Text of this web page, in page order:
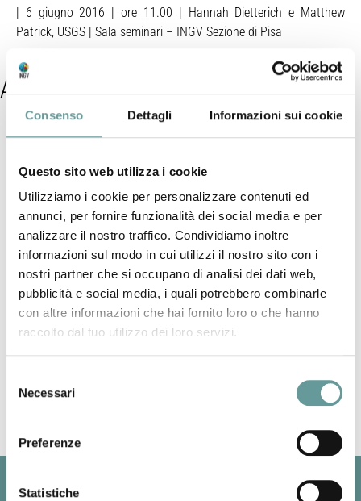
Consenso Dettagli Informazioni sui cookie
Questo sito web utilizza i cookie
Utilizziamo i cookie per personalizzare contenuti ed
annunci, per fornire funzionalità dei social media e per
analizzare il nostro traffico. Condividiamo inoltre
informazioni sul modo in cui utilizzi il nostro sito con i
nostri partner che si occupano di analisi dei dati web,
pubblicità e social media, i quali potrebbero combinarle
con altre informazioni che hai fornito loro o che hanno
raccolto dal tuo utilizzo dei loro servizi.
delNecessari
Preferenze
Statistiche
| 6 giugno 2016 | ore 11.00 | Hannah Dietterich e Matthew
Patrick, USGS | Sala seminari – INGV Sezione di Pisa
Abstract
The seminars by Matthew Patrick and Hannah Dietterich (back-
modeling for hazard assessment purposes. Matthew will focus
on a recent crisis in Hawaii, where lava flows caused loss of
properties. Hannah, instead, will talk about constructing a lava
flow hazard map for a volcanic field (Harrat Rahat) in Saudi
Arabia using an implementation of the DOWNFLOW code. She will
also discuss development of computational fluid dynamics
models for lava flow simulation and a model benchmarking
study to compare performance of different codes in simulating
the behavior of viscous, cooling, and solidifying flows.